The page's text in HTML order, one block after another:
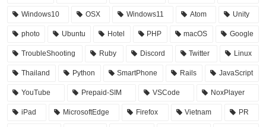
Windows10 OSX Windows11 Atom Unity
photo Ubuntu Hotel PHP macOS Google
TroubleShooting Ruby Discord Twitter Linux
Thailand Python SmartPhone Rails JavaScript
YouTube Prepaid-SIM VSCode NoxPlayer
iPad MicrosoftEdge Firefox Vietnam PR